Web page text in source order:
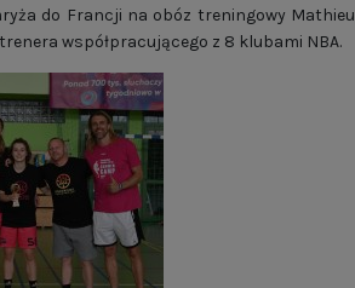
do Francji na obóz treningowy Mathieu
współpracującego z 8 klubami NBA.